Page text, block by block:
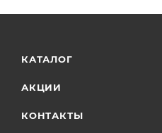
КАТАЛОГ
АКЦИИ
КОНТАКТЫ